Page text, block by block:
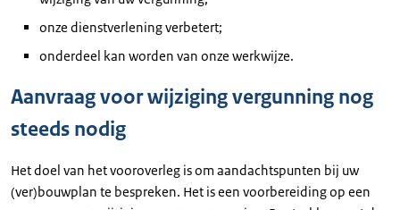
onze dienstverlening verbetert;
onderdeel kan worden van onze werkwijze.
Aanvraag voor wijziging vergunning nog
steeds nodig
Het doel van het vooroverleg is om aandachtspunten bij uw
(ver)bouwplan te bespreken. Het is een voorbereiding op een